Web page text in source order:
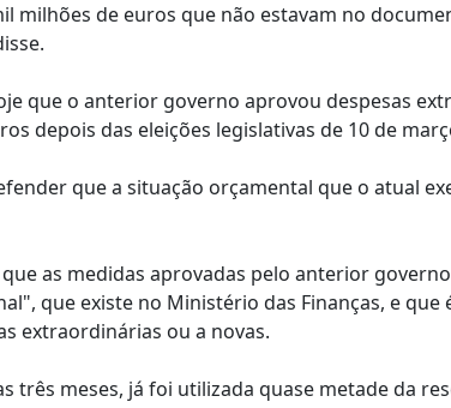
milhões de euros que não estavam no
que o anterior governo aprovou despesas
depois das eleições legislativas de 10 de
que a situação orçamental que o atual
as medidas aprovadas pelo anterior
que existe no Ministério das Finanças, e
extraordinárias ou a novas.
três meses, já foi utilizada quase metade da